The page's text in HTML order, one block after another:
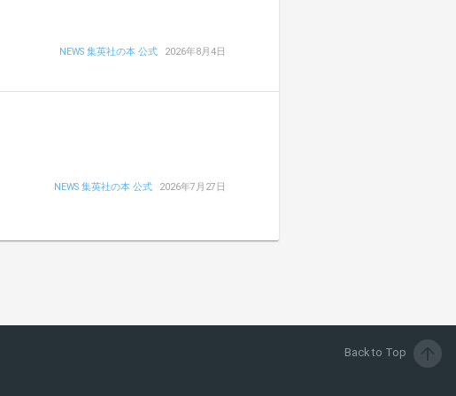
NEWS 集英社の本 公式 2026年8月4日
NEWS 集英社の本 公式 2026年7月27日
Back to Top